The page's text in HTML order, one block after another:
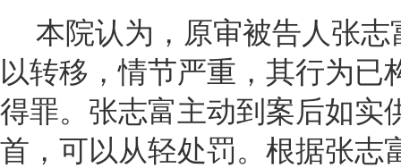
本院认为，原审被告人张
以转移，情节严重，其行为已
得罪。张志富主动到案后如实
首，可以从轻处罚。根据张志